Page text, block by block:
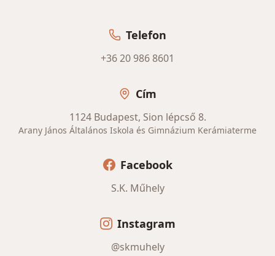
Telefon
+36 20 986 8601
Cím
1124 Budapest, Sion lépcső 8.
Arany János Általános Iskola és Gimnázium Kerámiaterme
Facebook
S.K. Műhely
Instagram
@skmuhely